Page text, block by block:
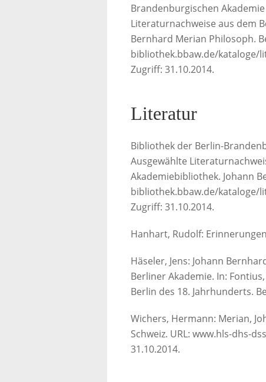
Brandenburgischen
Literaturnachweise aus dem
Bernhard Merian Philosoph.
bibliothek.bbaw.de/
Zugriff: 31.10.2014.
Literatur
Bibliothek der Berlin-
Ausgewählte
Akademiebibliothek. Johann
bibliothek.bbaw.de/
Zugriff: 31.10.2014.
Hanhart, Rudolf:
Häseler, Jens: Johann
Berliner Akademie. In:
Berlin des 18. Jahrhunderts.
Wichers, Hermann: Merian,
Schweiz. URL: www.hls-dhs-
31.10.2014.